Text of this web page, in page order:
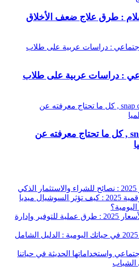
: طرق علاج ضعف الأخلاق
: دراسات عربية على طلاب
سناب شات snap chat , كل ما تحتاج معرفته عن
الصحة النفسية الرقمية 2025 : كيف تؤثر السوشيال ميديا
الاقتصاد وارتفاع الأسعار 2025 : طرق عملية للتوفير وإدارة
الذكاء الاصطناعي 2025 في حياتك اليومية : الدليل الشامل
واستخداماتها الحديثة في حياتنا
الشباب